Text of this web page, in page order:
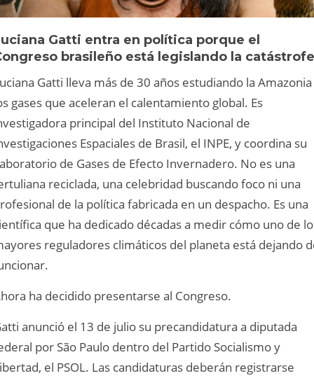
Gatti entra en política porque el
brasileño está legislando la
Gatti lleva más de 30 años estudiando la
gases que aceleran el calentamiento global. Es
principal del Instituto Nacional de
Espaciales de Brasil, el INPE, y coordina su
de Gases de Efecto Invernadero. No es una
reciclada, una celebridad buscando foco ni una
de la política fabricada en un despacho. Es una
que ha dedicado décadas a medir cómo uno de
reguladores climáticos del planeta está dejando
ha decidido presentarse al Congreso.
anunció el 13 de julio su precandidatura a diputada
por São Paulo dentro del Partido Socialismo y
el PSOL. Las candidaturas deberán registrarse